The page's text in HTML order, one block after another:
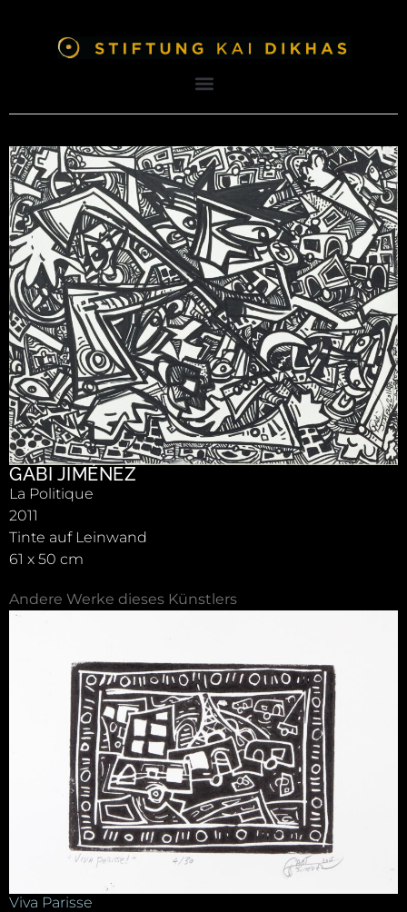
GABI JIMÉNEZ
La Politique
2011
Tinte auf Leinwand
61 x 50 cm
Andere Werke dieses Künstlers
Viva Parisse